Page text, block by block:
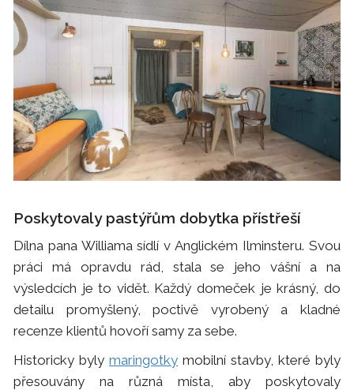
Poskytovaly pastýřům dobytka přístřeší
Dílna pana Williama sídlí v Anglickém Ilminsteru. Svou
práci má opravdu rád, stala se jeho vášní a na
výsledcích je to vidět. Každý domeček je krásný, do
detailu promyšlený, poctivě vyrobený a kladné
recenze klientů hovoří samy za sebe.
Historicky bylymaringotky mobilní stavby, které byly
přesouvány na různá místa, aby poskytovaly